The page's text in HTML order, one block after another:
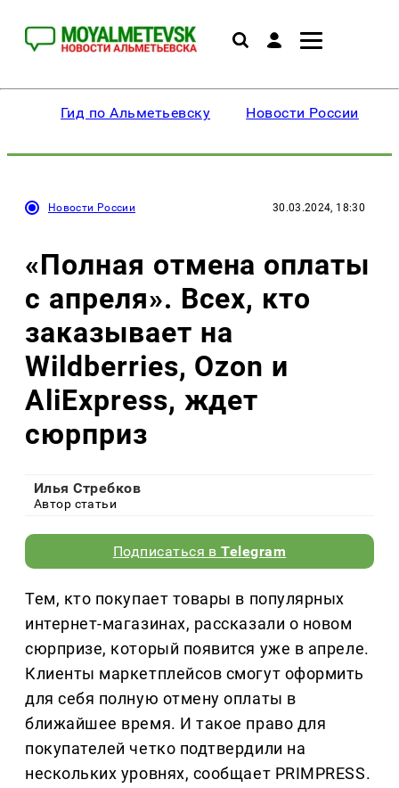
Гид по Альметьевску Новости России
Новости России 30.03.2024, 18:30
«Полная отмена оплаты
с апреля». Всех, кто
заказывает на
Wildberries, Ozon и
AliExpress, ждет
сюрприз
Илья Стребков
Автор статьи
Подписаться вTelegram
Тем, кто покупает товары в популярных
интернет-магазинах, рассказали о новом
сюрпризе, который появится уже в апреле.
Клиенты маркетплейсов смогут оформить
для себя полную отмену оплаты в
ближайшее время. И такое право для
покупателей четко подтвердили на
нескольких уровнях, сообщает PRIMPRESS.